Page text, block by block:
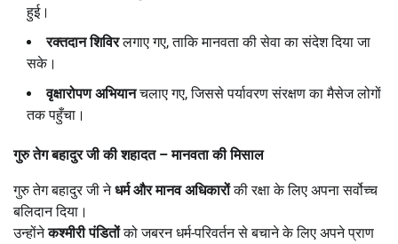
हुई।
रक्तदान शिविरलगाए गए, ताकि मानवता की सेवा का संदेश दिया जा
सके।
वृक्षारोपण अभियानचलाए गए, जिससे पर्यावरण संरक्षण का मैसेज लोगों
तक पहुँचा।
गुरु तेग बहादुर जी की शहादत –मानवता की मिसाल
गुरु तेग बहादुर जी नेधर्म और मानव अधिकारोंकी रक्षा के लिए अपना सर्वोच्च
बलिदान दिया।
उन्होंनेकश्मीरी पंडितोंको जबरन धर्म-परिवर्तन से बचाने के लिए अपने प्राण